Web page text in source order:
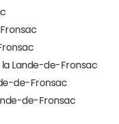
Lande-de-Fronsac
de-Fronsac
de-Fronsac